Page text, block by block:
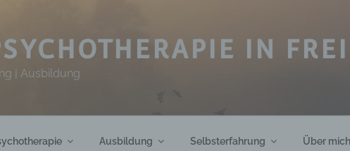
IN
| Ausbildung
Ausbildung Selbsterfahrung Über mich